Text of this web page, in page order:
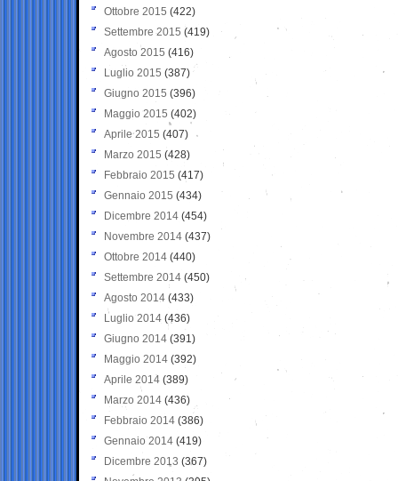
Ottobre 2015 (422)
Settembre 2015 (419)
Agosto 2015 (416)
Luglio 2015 (387)
Giugno 2015 (396)
Maggio 2015 (402)
Aprile 2015 (407)
Marzo 2015 (428)
Febbraio 2015 (417)
Gennaio 2015 (434)
Dicembre 2014 (454)
Novembre 2014 (437)
Ottobre 2014 (440)
Settembre 2014 (450)
Agosto 2014 (433)
Luglio 2014 (436)
Giugno 2014 (391)
Maggio 2014 (392)
Aprile 2014 (389)
Marzo 2014 (436)
Febbraio 2014 (386)
Gennaio 2014 (419)
Dicembre 2013 (367)